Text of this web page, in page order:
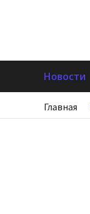
Новости
Главная